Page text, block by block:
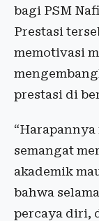
bagi PSM
Prestasi
memotivasi
prestasi di
semangat
akademik
bahwa
percaya diri,